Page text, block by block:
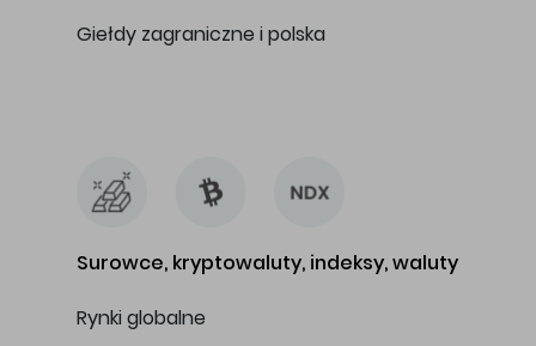
Giełdy zagraniczne i polska
Surowce, kryptowaluty, indeksy, waluty
Rynki globalne